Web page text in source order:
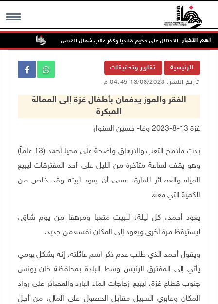
MENU أهم الاخبار
الرئيسية تقارير وتحقيقات
تاريخ النشر: 13/08/2023 04:45 م
الفقر والعوز يدفعان بأطفال غزة إلى العمالة
المبكرة
غزة 13-8-2023 وفا- حسين السنوار
بدت ملامح التعب والإرهاق واضحة على محيا أحمد (13 عاماً)
وهو يقف لساعة متأخرة من الليل على أحد المفترقات ليبيع
المياه والعصائر للمارة، عسى أن يعود لبيته وقد خلص من
الكمية التي معه.
يعود أحمد، كل ليلة، للبيت متعبا ومرهقا من يوم شاق،
ليستيقظ مرة أخرى ويعود إلى المكان نفسه من جديد.
ويقول أحمد الذي طلب عدم ذكر اسم عائلته، إنه بشكل يومي
يأتي إلى المفترق الرئيس وسط البلدة بمحافظة خان يونس
جنوب قطاع غزة، ليبيع زجاجات الماء البارد والعصائر على رواد
المكان وعابري السبيل مقابل الحصول على المال، من أجل